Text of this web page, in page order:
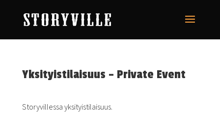
Yksityistilaisuus – Private Event
Storyvillessa yksityistilaisuus.